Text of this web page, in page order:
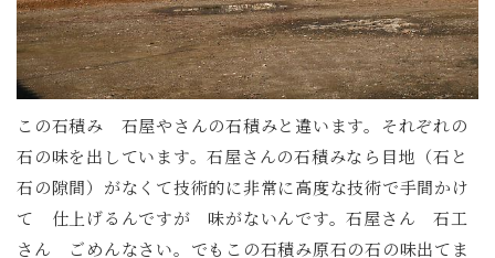
この石積み 石屋やさんの石積みと違います。それぞれの
石の味を出しています。石屋さんの石積みなら目地（石と
石の隙間）がなくて技術的に非常に高度な技術で手間かけ
て 仕上げるんですが 味がないんです。石屋さん 石工
さん ごめんなさい。でもこの石積み原石の石の味出てま